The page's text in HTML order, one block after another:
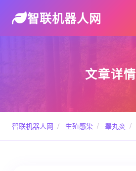
智联机器人网
文章详情
智联机器人网 / 生殖感染 / 睾丸炎 /